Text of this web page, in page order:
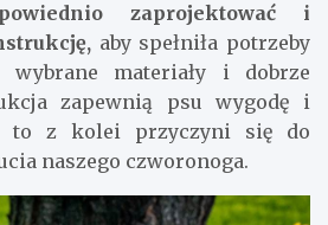
zaprojektować i
aby spełniła potrzeby
wybrane materiały i dobrze
zapewnią psu wygodę i
to z kolei przyczyni się do
naszego czworonoga.